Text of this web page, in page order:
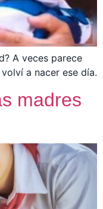
A veces parece
a nacer ese día.
madres